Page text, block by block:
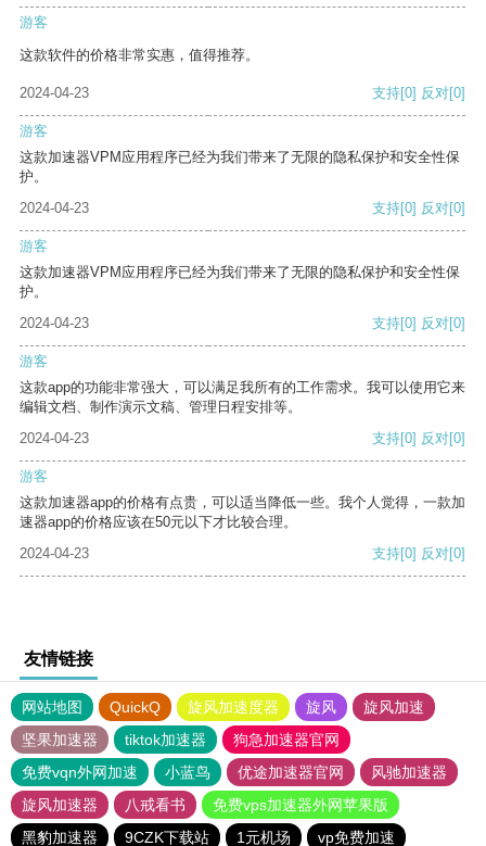
游客
这款软件的价格非常实惠，值得推荐。
2024-04-23 支持[0] 反对[0]
游客
这款加速器VPM应用程序已经为我们带来了无限的隐私保护和安全性保
护。
2024-04-23
支持[0] 反对[0]
游客
这款加速器VPM应用程序已经为我们带来了无限的隐私保护和安全性保
护。
2024-04-23
支持[0] 反对[0]
游客
这款app的功能非常强大，可以满足我所有的工作需求。我可以使用它来
编辑文档、制作演示文稿、管理日程安排等。
2024-04-23
支持[0] 反对[0]
游客
这款加速器app的价格有点贵，可以适当降低一些。我个人觉得，一款加
速器app的价格应该在50元以下才比较合理。
2024-04-23
支持[0] 反对[0]
友情链接
网站地图 QuickQ 旋风加速度器 旋风
旋风加速
坚果加速器
tiktok加速器
狗急加速器官网
免费vqn外网加速
小蓝鸟 优途加速器官网
风驰加速器
旋风加速器
八戒看书
免费vps加速器外网苹果版
黑豹加速器
9CZK下载站 1元机场 vp免费加速